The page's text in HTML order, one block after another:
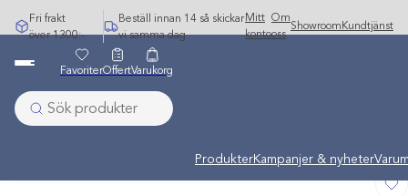
Hoppa
till
Fri frakt
över 1300:-
Beställ innan 14 så skickar
vi samma dag
Mitt
konto
Om
oss
Showroom Kundtjänst
Undermeny stängd: Varumärken
ProdukterKampanjer & nyheter
FavoriterOffertVarukorg